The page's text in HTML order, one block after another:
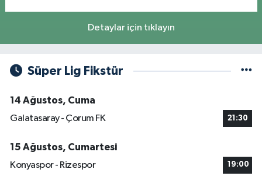
Detaylar için tıklayın
Süper Lig Fikstür
14 Ağustos, Cuma
Galatasaray - Çorum FK
21:30
15 Ağustos, Cumartesi
Konyaspor - Rizespor
19:00